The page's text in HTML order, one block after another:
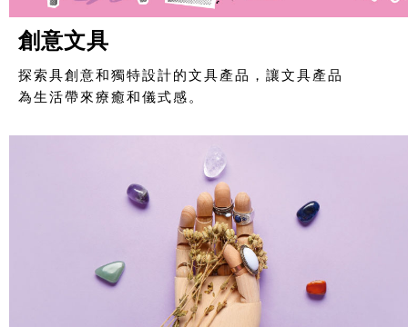
創意文具
探索具創意和獨特設計的文具產品，讓文具產品
為生活帶來療癒和儀式感。